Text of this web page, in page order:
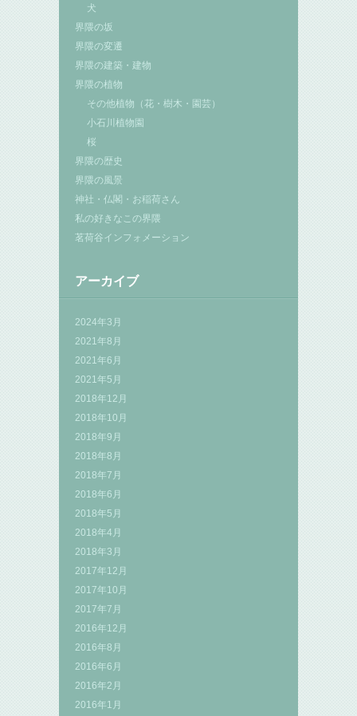
犬
界隈の坂
界隈の変遷
界隈の建築・建物
界隈の植物
その他植物（花・樹木・園芸）
小石川植物園
桜
界隈の歴史
界隈の風景
神社・仏閣・お稲荷さん
私の好きなこの界隈
茗荷谷インフォメーション
アーカイブ
2024年3月
2021年8月
2021年6月
2021年5月
2018年12月
2018年10月
2018年9月
2018年8月
2018年7月
2018年6月
2018年5月
2018年4月
2018年3月
2017年12月
2017年10月
2017年7月
2016年12月
2016年8月
2016年6月
2016年2月
2016年1月